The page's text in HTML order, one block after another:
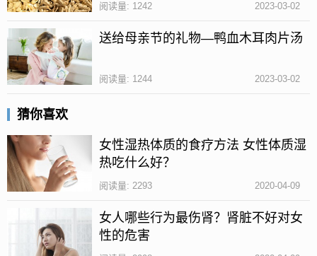
黄芪具有益胃固表、补气生血的功效，适用于体质虚
弱、饮食不振以及心慌气短的人群。
做法：黄芪清理干净以后用开水冲泡，根据自己口味
加入适量的蜂蜜就可以饮用了。
2023-03-02
阅读量: 1242
送给母亲节的礼物—鸭血木耳肉片汤
2023-03-02
阅读量: 1244
猜你喜欢
女性湿热体质的食疗方法 女性体质湿
热吃什么好？
2020-04-09
阅读量: 2293
女人哪些行为最伤肾？肾脏不好对女
性的危害